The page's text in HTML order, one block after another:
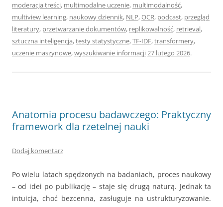
moderacja treści, multimodalne uczenie, multimodalność,
multiview learning, naukowy dziennik, NLP,OCR, podcast, przegląd
literatury, przetwarzanie dokumentów, replikowalność, retrieval,
sztuczna inteligencja,testy statystyczne,TF-IDF,transformery,
uczenie maszynowe,wyszukiwanie informacji27 lutego 2026.
Anatomia procesu badawczego: Praktyczny
framework dla rzetelnej nauki
Dodaj komentarz
Po wielu latach spędzonych na badaniach, proces naukowy
– od idei po publikację – staje się drugą naturą. Jednak ta
intuicja, choć bezcenna, zasługuje na ustrukturyzowanie.